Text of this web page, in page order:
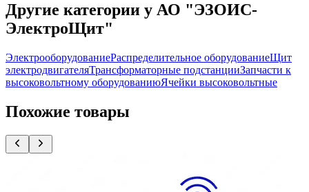
Другие категории у АО "ЭЗОИС-
ЭлектроЩит"
ЭлектрооборудованиеРаспределительное оборудованиеЩит
электродвигателяТрансформаторные подстанцииЗапчасти к
высоковольтному оборудованиюЯчейки высоковольтные
Похожие товары